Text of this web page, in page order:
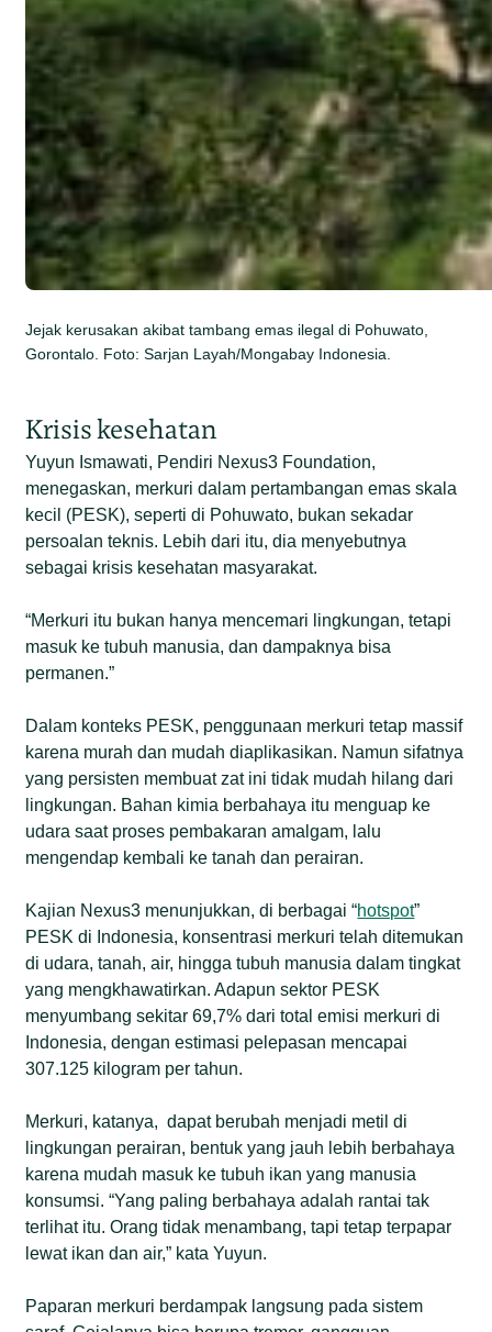
Jejak kerusakan akibat tambang emas ilegal di Pohuwato,
Gorontalo. Foto: Sarjan Layah/Mongabay Indonesia.
Krisis kesehatan
Yuyun Ismawati, Pendiri Nexus3 Foundation,
menegaskan, merkuri dalam pertambangan emas skala
kecil (PESK), seperti di Pohuwato, bukan sekadar
persoalan teknis. Lebih dari itu, dia menyebutnya
sebagai krisis kesehatan masyarakat.
“Merkuri itu bukan hanya mencemari lingkungan, tetapi
masuk ke tubuh manusia, dan dampaknya bisa
permanen.”
Dalam konteks PESK, penggunaan merkuri tetap massif
karena murah dan mudah diaplikasikan. Namun sifatnya
yang persisten membuat zat ini tidak mudah hilang dari
lingkungan. Bahan kimia berbahaya itu menguap ke
udara saat proses pembakaran amalgam, lalu
mengendap kembali ke tanah dan perairan.
Kajian Nexus3 menunjukkan, di berbagai “hotspot”
PESK di Indonesia, konsentrasi merkuri telah ditemukan
di udara, tanah, air, hingga tubuh manusia dalam tingkat
yang mengkhawatirkan. Adapun sektor PESK
menyumbang sekitar 69,7% dari total emisi merkuri di
Indonesia, dengan estimasi pelepasan mencapai
307.125 kilogram per tahun.
Merkuri, katanya, dapat berubah menjadi metil di
lingkungan perairan, bentuk yang jauh lebih berbahaya
karena mudah masuk ke tubuh ikan yang manusia
konsumsi. “Yang paling berbahaya adalah rantai tak
terlihat itu. Orang tidak menambang, tapi tetap terpapar
lewat ikan dan air,” kata Yuyun.
Paparan merkuri berdampak langsung pada sistem